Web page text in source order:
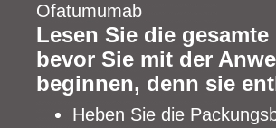
Ofatumumab
Lesen Sie die
bevor Sie mit der
beginnen, denn sie
Heben Sie die